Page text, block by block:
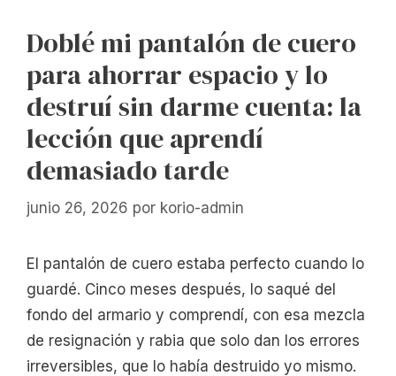
Doblé mi pantalón de cuero
para ahorrar espacio y lo
destruí sin darme cuenta: la
lección que aprendí
demasiado tarde
junio 26, 2026 por korio-admin
El pantalón de cuero estaba perfecto cuando lo
guardé. Cinco meses después, lo saqué del
fondo del armario y comprendí, con esa mezcla
de resignación y rabia que solo dan los errores
irreversibles, que lo había destruido yo mismo.